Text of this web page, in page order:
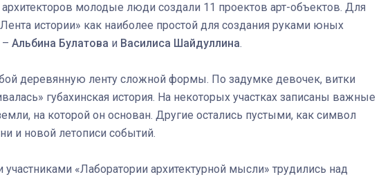
молодые люди создали 11 проектов арт-объектов. Для
истории» как наиболее простой для создания руками юных
– Альбина Булатова и Василиса Шайдуллина.
деревянную ленту сложной формы. По задумке девочек, витки
губахинская история. На некоторых участках записаны важные
на которой он основан. Другие остались пустыми, как символ
и новой летописи событий.
«Лаборатории архитектурной мысли» трудились над
спецоперации сделал
реальностью свою
мечту